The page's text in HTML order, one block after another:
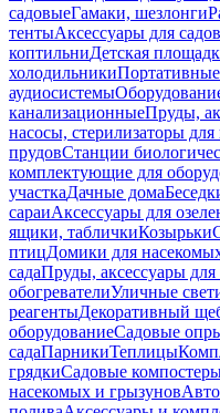
садовыеГамаки, шезлонги
тентыАксессуары для
коптильниДетская
холодильники
аудиосистемы
канализационныеПруды,
насосы, стерилизаторы для
прудовСтанции
комплектующие для
участкаДачные дома
сараиАксессуары для
ящики, табличкиКозырьки
птицДомики для
садаПруды, аксессуары для
обогревателиУличные
реагентыДекоративный
оборудованиеСадовые
садаПарникиТеплицы
грядкиСадовые
насекомых и грызунов